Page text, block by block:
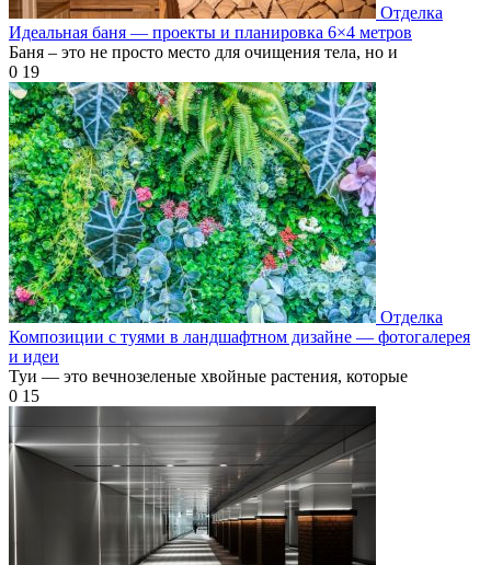
Отделка
Идеальная баня — проекты и планировка 6×4 метров
Баня – это не просто место для очищения тела, но и
0 19
Отделка
Композиции с туями в ландшафтном дизайне — фотогалерея
и идеи
Туи — это вечнозеленые хвойные растения, которые
0 15